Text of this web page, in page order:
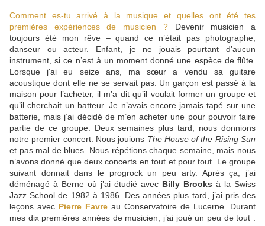
Comment es-tu arrivé à la musique et quelles ont été tes
premières expériences de musicien ?Devenir musicien a
toujours été mon rêve – quand ce n’était pas photographe,
danseur ou acteur. Enfant, je ne jouais pourtant d’aucun
instrument, si ce n’est à un moment donné une espèce de flûte.
Lorsque j'ai eu seize ans, ma sœur a vendu sa guitare
acoustique dont elle ne se servait pas. Un garçon est passé à la
maison pour l’acheter, il m’a dit qu’il voulait former un groupe et
qu’il cherchait un batteur. Je n’avais encore jamais tapé sur une
batterie, mais j’ai décidé de m’en acheter une pour pouvoir faire
partie de ce groupe. Deux semaines plus tard, nous donnions
notre premier concert. Nous jouions The House of the Rising Sun
et pas mal de blues. Nous répétions chaque semaine, mais nous
n’avons donné que deux concerts en tout et pour tout. Le groupe
suivant donnait dans le progrock un peu arty. Après ça, j’ai
déménagé à Berne où j’ai étudié avec Billy Brooks à la Swiss
Jazz School de 1982 à 1986. Des années plus tard, j’ai pris des
leçons avec Pierre Favre au Conservatoire de Lucerne. Durant
mes dix premières années de musicien, j’ai joué un peu de tout :